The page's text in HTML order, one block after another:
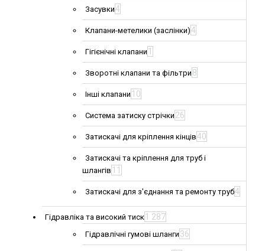
Засувки4
Клапани-метелики (заслінки)4
Гігієнічні клапани 1
Зворотні клапани та фільтри 8
Інші клапани 10
Система затиску стрічки 26
Затискачі для кріплення кінців40
Затискачі та кріплення для труб і
шлангів 11
Затискачі для з'єднання та ремонту труб4
Гідравліка та високий тиск 1 287
Гідравлічні гумові шланги 36